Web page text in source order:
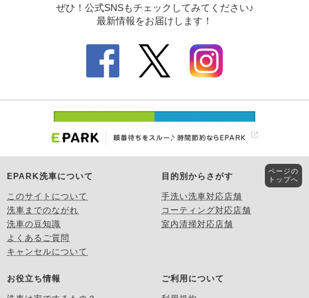
EPARK洗車について
このサイトについて
洗車までのながれ
洗車の豆知識
よくあるご質問
キャンセルについて
目的別からさがす
手洗い洗車対応店舗
コーティング対応店舗
室内清掃対応店舗
お役立ち情報 ご利用について
ページの
トップへ